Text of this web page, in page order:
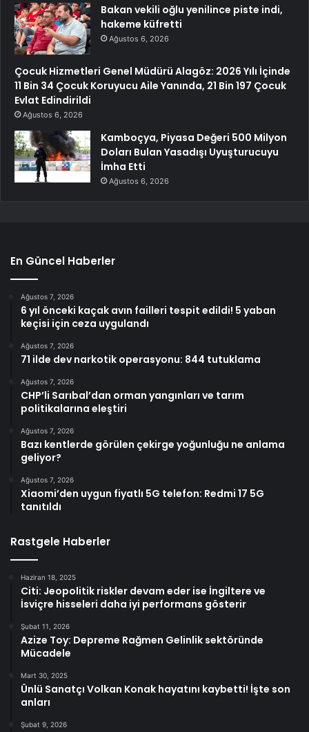
Bakan vekili oğlu yenilince piste indi,
hakeme küfretti
Ağustos 6, 2026
Çocuk Hizmetleri Genel Müdürü Alagöz: 2026 Yılı İçinde
11 Bin 34 Çocuk Koruyucu Aile Yanında, 21 Bin 197 Çocuk
Evlat Edindirildi
Ağustos 6, 2026
Kamboçya, Piyasa Değeri 500 Milyon
Doları Bulan Yasadışı Uyuşturucuyu
İmha Etti
Ağustos 6, 2026
En Güncel Haberler
Ağustos 7, 2026
6 yıl önceki kaçak avın failleri tespit edildi! 5 yaban
keçisi için ceza uygulandı
Ağustos 7, 2026
71 ilde dev narkotik operasyonu: 844 tutuklama
Ağustos 7, 2026
CHP’li Sarıbal’dan orman yangınları ve tarım
politikalarına eleştiri
Ağustos 7, 2026
Bazı kentlerde görülen çekirge yoğunluğu ne anlama
geliyor?
Ağustos 7, 2026
Xiaomi’den uygun fiyatlı 5G telefon: Redmi 17 5G
tanıtıldı
Rastgele Haberler
Haziran 18, 2025
Citi: Jeopolitik riskler devam eder ise İngiltere ve
İsviçre hisseleri daha iyi performans gösterir
Şubat 11, 2026
Azize Toy: Depreme Rağmen Gelinlik sektöründe
Mücadele
Mart 30, 2025
Ünlü Sanatçı Volkan Konak hayatını kaybetti! İşte son
anları
Şubat 9, 2026